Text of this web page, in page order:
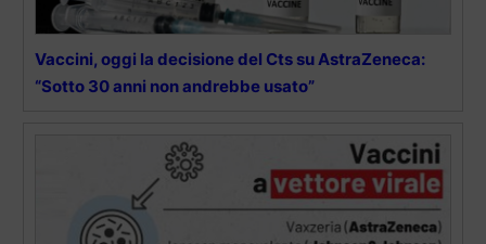
Vaccini, oggi la decisione del Cts su AstraZeneca:
“Sotto 30 anni non andrebbe usato”